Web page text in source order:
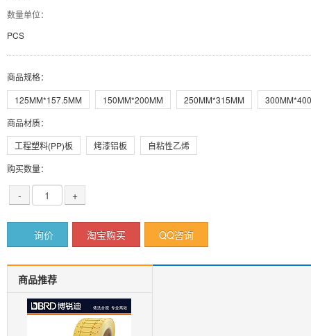
数量单位：
PCS
商品规格：
125MM*157.5MM
150MM*200MM 250MM*315MM
商品材质：
工程塑料(PP)板
烤漆铝板
自粘性乙烯
购买数量：
- +
询价 淘宝购买 QQ咨询
商品推荐